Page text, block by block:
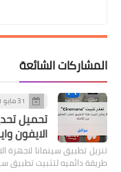
المشاركات الشائعة
31 مايو 2021
تحميل
الايفون
تنزيل تطبيق سينمانا لاجهزة
طريقة دائميه لتثبيت تطبيق